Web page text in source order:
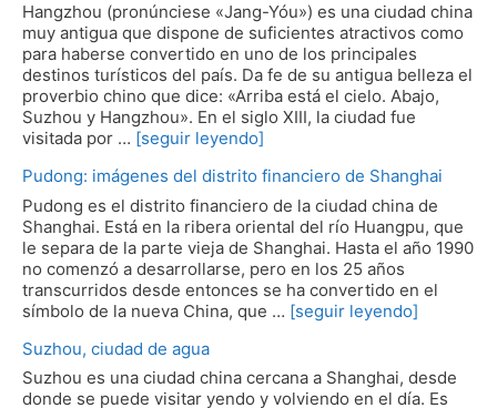
Hangzhou (pronúnciese «Jang-Yóu») es una ciudad china
muy antigua que dispone de suficientes atractivos como
para haberse convertido en uno de los principales
destinos turísticos del país. Da fe de su antigua belleza el
proverbio chino que dice: «Arriba está el cielo. Abajo,
Suzhou y Hangzhou». En el siglo XIII, la ciudad fue
visitada por … [seguir leyendo]
Pudong: imágenes del distrito financiero de Shanghai
Pudong es el distrito financiero de la ciudad china de
Shanghai. Está en la ribera oriental del río Huangpu, que
le separa de la parte vieja de Shanghai. Hasta el año 1990
no comenzó a desarrollarse, pero en los 25 años
transcurridos desde entonces se ha convertido en el
símbolo de la nueva China, que … [seguir leyendo]
Suzhou, ciudad de agua
Suzhou es una ciudad china cercana a Shanghai, desde
donde se puede visitar yendo y volviendo en el día. Es